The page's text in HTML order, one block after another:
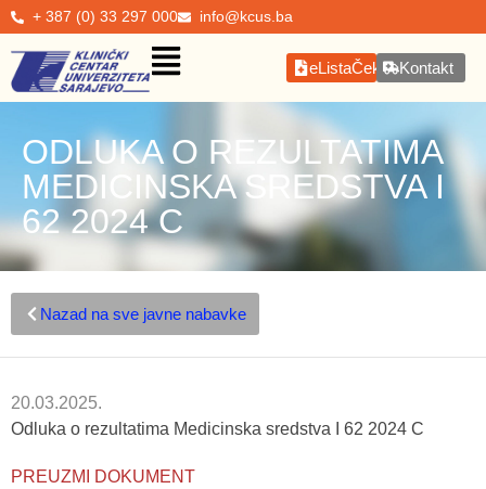
+ 387 (0) 33 297 000 info@kcus.ba
eListaČekanjaKontakt
ODLUKA O REZULTATIMA
MEDICINSKA SREDSTVA I
62 2024 C
Nazad na sve javne nabavke
20.03.2025.
Odluka o rezultatima Medicinska sredstva I 62 2024 C
PREUZMI DOKUMENT